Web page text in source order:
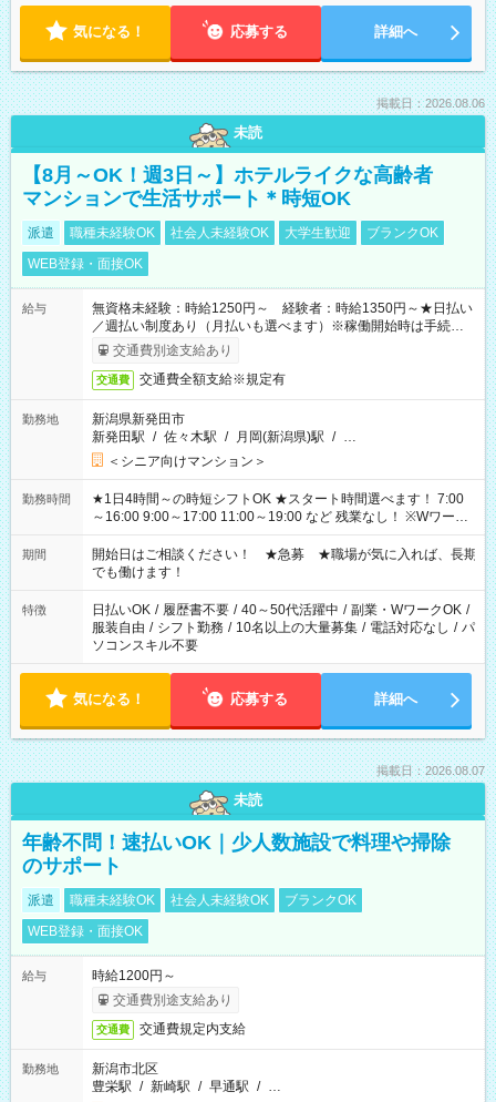
気になる！ 応募する 詳細へ
掲載日：2026.08.06
未読
【8月～OK！週3日～】ホテルライクな高齢者
マンションで生活サポート＊時短OK
派遣 職種未経験OK 社会人未経験OK 大学生歓迎
ブランクOK
WEB登録・面接OK
給与
無資格未経験：時給1250円～ 経験者：時給1350円～★日払い
／週払い制度あり（月払いも選べます）※稼働開始時は手続き完
了次第のお支払いとなります。
交通費別途支給あり
交通費 交通費全額支給※規定有
勤務地
新潟県新発田市
新発田駅 / 佐々木駅 / 月岡(新潟県)駅 / …
＜シニア向けマンション＞
勤務時間
★1日4時間～の時短シフトOK ★スタート時間選べます！ 7:00
～16:00 9:00～17:00 11:00～19:00 など 残業なし！ ※Wワーク
の場合、他のお仕事と合わせ週40時間超の就業はご案内できま
せん ※法令に基づき、週20時間以上勤務は社会保険への加入対
象となります ※労働者派遣法（日雇い派遣の原則禁止）によ
り、短時間・短期間の就業はご案内が難しい場合があります
期間
開始日はご相談ください！ ★急募 ★職場が気に入れば、長期
でも働けます！
特徴 日払いOK / 履歴書不要 / 40～50代活躍中 / 副業・WワークOK /
服装自由 / シフト勤務 / 10名以上の大量募集 / 電話対応なし / パ
ソコンスキル不要
気になる！ 応募する 詳細へ
掲載日：2026.08.07
未読
年齢不問！速払いOK｜少人数施設で料理や掃除
のサポート
派遣 職種未経験OK 社会人未経験OK
ブランクOK
WEB登録・面接OK
給与
時給1200円～
交通費別途支給あり
交通費 交通費規定内支給
勤務地
新潟市北区
豊栄駅 / 新崎駅 / 早通駅 / …